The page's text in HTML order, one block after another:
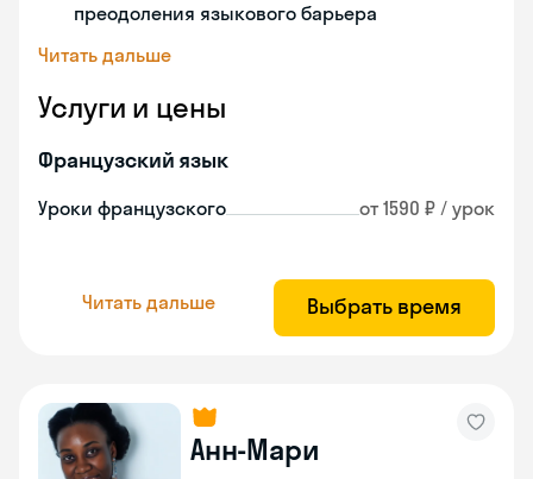
преодоления языкового барьера
Читать дальше
Услуги и цены
Французский язык
Уроки французского от 1590 ₽ / урок
Читать дальше Выбрать время
Анн-Мари